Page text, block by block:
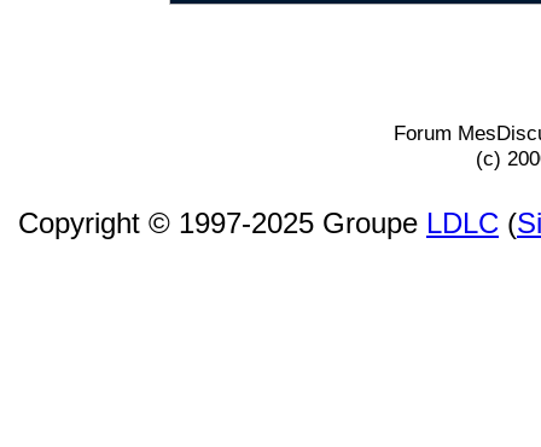
Forum
(c)
Copyright © 1997-2025 Groupe LDLC (